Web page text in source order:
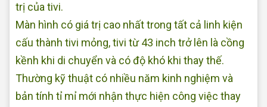
trị của tivi.
Màn hình có giá trị cao nhất trong tất cả linh kiện
cấu thành tivi mỏng, tivi từ 43 inch trở lên là cồng
kềnh khi di chuyển và có độ khó khi thay thế.
Thường kỹ thuật có nhiều năm kinh nghiệm và
bản tính tỉ mỉ mới nhận thực hiện công việc thay